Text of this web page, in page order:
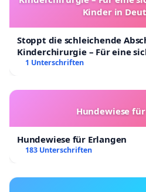
Kinder in
Stoppt die schleichende
Kinderchirurgie – Für eine
Kinder in Deutschland
1 Unterschriften
Hundewiese
Hundewiese für Erlangen
183 Unterschriften